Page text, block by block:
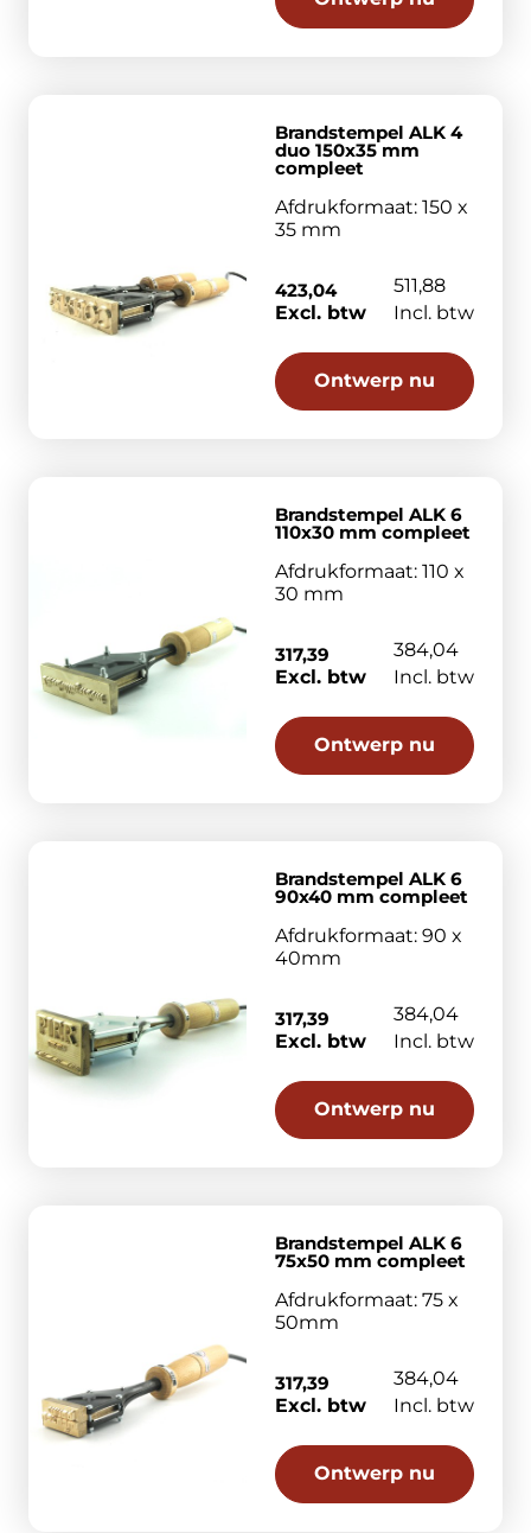
Brandstempel ALK 4
duo 150x35 mm
compleet
Afdrukformaat: 150 x
35 mm
423,04
Excl. btw
511,88
Incl. btw
Ontwerp nu
Brandstempel ALK 6
110x30 mm compleet
Afdrukformaat: 110 x
30 mm
317,39
Excl. btw
384,04
Incl. btw
Ontwerp nu
Brandstempel ALK 6
90x40 mm compleet
Afdrukformaat: 90 x
40mm
317,39
Excl. btw
384,04
Incl. btw
Ontwerp nu
Brandstempel ALK 6
75x50 mm compleet
Afdrukformaat: 75 x
50mm
317,39
Excl. btw
384,04
Incl. btw
Ontwerp nu